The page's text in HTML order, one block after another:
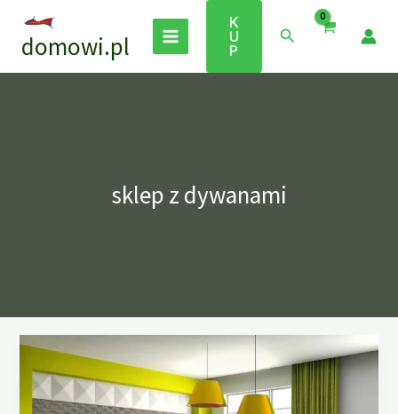
treścidomowi.pl
K
U
P
Szukaj
sklep z dywanami